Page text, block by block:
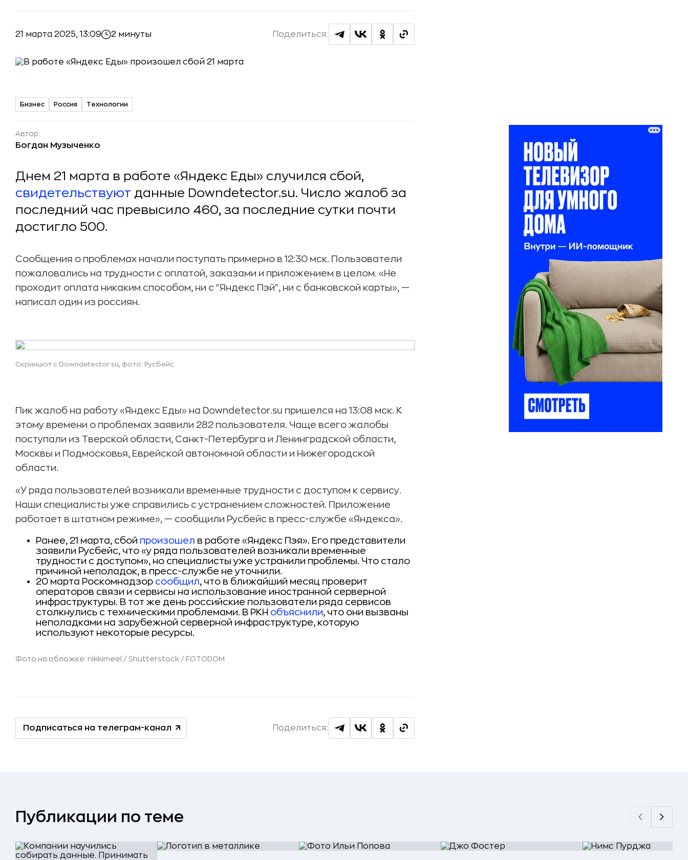
21 марта 2025, 13:09 2 минуты Поделиться:
Бизнес Россия Технологии
Автор:
Богдан Музыченко
Днем 21 марта в работе «Яндекс Еды» случился сбой,
свидетельствуют данные Downdetector.su. Число жалоб за
последний час превысило 460, за последние сутки почти
достигло 500.
Сообщения о проблемах начали поступать примерно в 12:30 мск. Пользователи
пожаловались на трудности с оплатой, заказами и приложением в целом. «Не
проходит оплата никаким способом, ни с "Яндекс Пэй", ни с банковской карты», —
написал один из россиян.
Скриншот с Downdetector.su, фото: Русбейс
Пик жалоб на работу «Яндекс Еды» на Downdetector.su пришелся на 13:08 мск. К
этому времени о проблемах заявили 282 пользователя. Чаще всего жалобы
поступали из Тверской области, Санкт-Петербурга и Ленинградской области,
Москвы и Подмосковья, Еврейской автономной области и Нижегородской
области.
«У ряда пользователей возникали временные трудности с доступом к сервису.
Наши специалисты уже справились с устранением сложностей. Приложение
работает в штатном режиме», — сообщили Русбейс в пресс-службе «Яндекса».
Ранее, 21 марта, сбой произошел в работе «Яндекс Пэя». Его представители
заявили Русбейс, что «у ряда пользователей возникали временные
трудности с доступом», но специалисты уже устранили проблемы. Что стало
причиной неполадок, в пресс-службе не уточнили.
20 марта Роскомнадзор сообщил, что в ближайший месяц проверит
операторов связи и сервисы на использование иностранной серверной
инфраструктуры. В тот же день российские пользователи ряда сервисов
столкнулись с техническими проблемами. В РКН объяснили, что они вызваны
неполадками на зарубежной серверной инфраструктуре, которую
используют некоторые ресурсы.
Фото на обложке: nikkimeel / Shutterstock / FOTODOM
Подписаться на телеграм-канал Поделиться:
Публикации по теме